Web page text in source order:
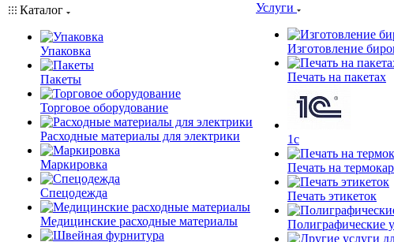
Каталог
Упаковка
Пакеты
Торговое оборудование
Расходные материалы для электрики
Маркировка
Спецодежда
Медицинские расходные материалы
Услуги
Изготовление
Печать на пакетах
1c
Печать на
Печать этикеток
Полиграфические